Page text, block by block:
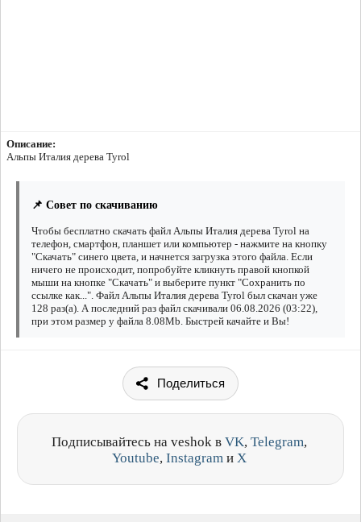
Описание:
Альпы Италия дерева Tyrol
📌 Совет по скачиванию
Чтобы бесплатно скачать файл Альпы Италия дерева Tyrol на
телефон, смартфон, планшет или компьютер - нажмите на кнопку
"Скачать" синего цвета, и начнется загрузка этого файла. Если
ничего не происходит, попробуйте кликнуть правой кнопкой
мыши на кнопке "Скачать" и выберите пункт "Сохранить по
ссылке как...". Файл Альпы Италия дерева Tyrol был скачан уже
128 раз(а). А последний раз файл скачивали 06.08.2026 (03:22),
при этом размер у файла 8.08Mb. Быстрей качайте и Вы!
Поделиться
Подписывайтесь на veshok в VK, Telegram,
Youtube, Instagram и X